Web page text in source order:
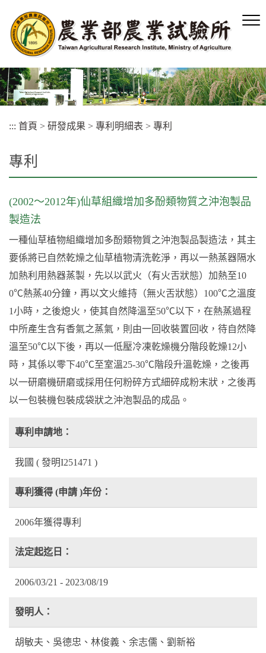
容
區
塊
::: 首頁 > 研發成果 > 專利明細表 > 專利
專利
(2002～2012年)仙草組織增加多酚類物質之沖泡製品
製造法
一種仙草植物組織增加多酚類物質之沖泡製品製造法，其主
要係將已自然乾燥之仙草植物清洗乾淨，再以一熱蒸器隔水
加熱利用熱器蒸製，先以以武火（有火舌狀態）加熱至10
0℃熱蒸40分鐘，再以文火維持（無火舌狀態）100℃之溫度
1小時，之後熄火，使其自然降溫至50℃以下，在熱蒸過程
中所產生含有香氣之蒸氣，則由一回收裝置回收，待自然降
溫至50℃以下後，再以一低壓冷凍乾燥機分階段乾燥12小
時，其係以零下40℃至室溫25-30℃階段升溫乾燥，之後再
以一研磨機研磨或採用任何粉碎方式細碎成粉末狀，之後再
以一包裝機包裝成袋狀之沖泡製品的成品。
專利申請地：
我國 ( 發明I251471 )
專利獲得 (申請 )年份：
2006年獲得專利
法定起迄日：
2006/03/21 - 2023/08/19
發明人：
胡敏夫、吳德忠、林俊義、余志儒、劉新裕